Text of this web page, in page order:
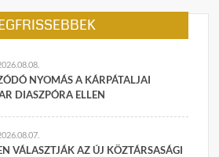
NYOMÁS A KÁRPÁTALJAI
DIASZPÓRA ELLEN
VÁLASZTJÁK AZ ÚJ KÖZTÁRSASÁGI